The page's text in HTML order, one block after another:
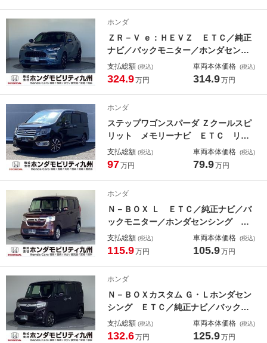
ｔｈ対応 エアコン
ホンダ
ＺＲ－Ｖ ｅ：ＨＥＶＺ ＥＴＣ／純正
ナビ／バックモニター／ホンダセンシ
ング／全周囲カメラ サイドカメラ
フロントカメラ 黒革シート レーン
ートエアコン
支払総額 (税込)
324.9万円
車両本体価格 (税込)
314.9万円
ホンダ
ステップワゴンスパーダ Ｚクールスピ
リット メモリーナビ ＥＴＣ リア
カメラ 両側電動スライドドア 運転
席助手席エアバッグ オートクルー
ワーウインドウ パワステ 三列シー
ト
支払総額 (税込)
97万円
車両本体価格 (税込)
79.9万円
ホンダ
Ｎ－ＢＯＸ Ｌ ＥＴＣ／純正ナビ／バ
ックモニター／ホンダセンシング オ
ートライ 追従走行 ソナー フルセ
グテレビ 車線逸脱警報装置 ｉ－ｓ
ー ＵＳＢ
支払総額 (税込)
115.9万円
車両本体価格 (税込)
105.9万円
ホンダ
Ｎ－ＢＯＸカスタム Ｇ・Ｌホンダセン
シング ＥＴＣ／純正ナビ／バックモ
ニター／ホンダセンシング／試乗車
地デジ対応 レーダクルーズ パワー
支払総額 (税込)
132.6万円
車両本体価格 (税込)
125.9万円